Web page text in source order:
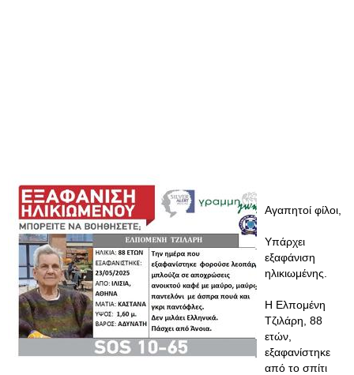
Αγαπητοί φίλοι,
Υπάρχει
εξαφάνιση
ηλικιωμένης.
Η Ελπομένη
Τζιλάρη, 88
ετών,
εξαφανίστηκε
από το σπίτι